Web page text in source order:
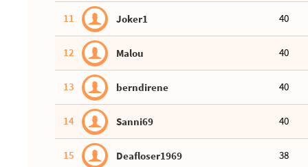
11 Joker1 40
12 Malou 40
13 berndirene 40
14 Sanni69 40
15 Deafloser1969 38